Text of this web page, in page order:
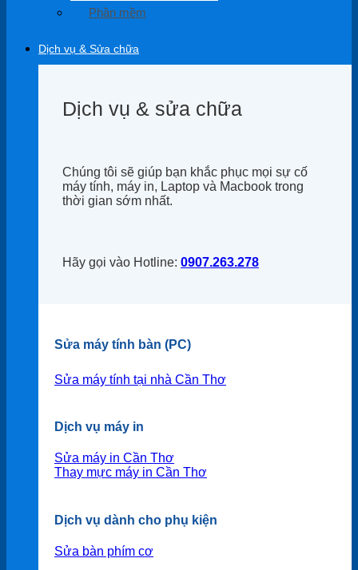
Phần mềm
Dịch vụ & Sửa chữa
Dịch vụ & sửa chữa
Chúng tôi sẽ giúp bạn khắc phục mọi sự cố
máy tính, máy in, Laptop và Macbook trong
thời gian sớm nhất.
Hãy gọi vào Hotline: 0907.263.278
Sửa máy tính bàn (PC)
Sửa máy tính tại nhà Cần Thơ
Dịch vụ máy in
Sửa máy in Cần Thơ
Thay mực máy in Cần Thơ
Dịch vụ dành cho phụ kiện
Sửa bàn phím cơ